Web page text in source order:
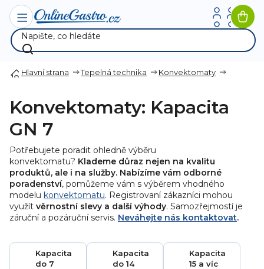
Přejít
obsah
Hlavní strana Tepelná technika Konvektomaty
Konvektomaty: Kapacita
GN 7
Potřebujete poradit ohledně výběru
konvektomatu? Klademe důraz nejen na kvalitu
produktů, ale i na služby. Nabízíme vám odborné
poradenství, pomůžeme vám s výběrem vhodného
modelu konvektomatu. Registrovaní zákazníci mohou
využít věrnostní slevy a další výhody. Samozřejmostí je
záruční a pozáruční servis. Neváhejte nás kontaktovat.
Kapacita
do 7
Kapacita
do 14
Kapacita
15 a víc